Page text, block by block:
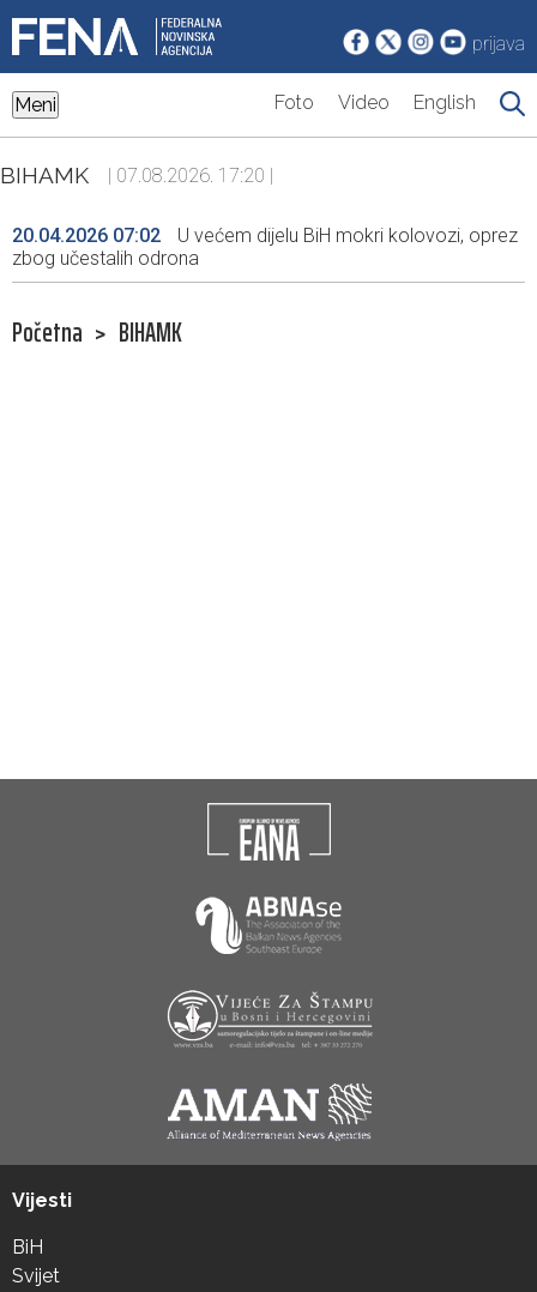
prijava
Meni Foto Video English
BIHAMK | 07.08.2026. 17:20 |
20.04.2026 07:02
U većem dijelu BiH mokri kolovozi, oprez
zbog učestalih odrona
Početna > BIHAMK
Vijesti
BiH
Svijet